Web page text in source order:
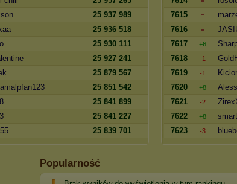
25 937 989
25 936 518
25 930 111
25 927 241
25 879 567
25 851 542
25 841 899
25 841 227
25 839 701
7615
=
7616
=
7617
+6
7618
-1
7619
-1
7620
+8
7621
-2
7622
+8
7623
-3
Popularność